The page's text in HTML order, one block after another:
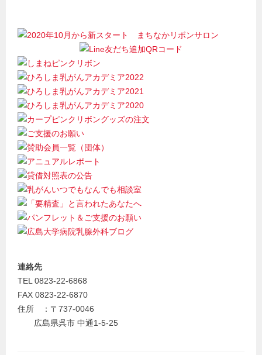
ビ
ー
シ
ョ
ン
連絡先
TEL 0823-22-6868
FAX 0823-22-6870
住所 ：〒737-0046
広島県呉市 中通1-5-25